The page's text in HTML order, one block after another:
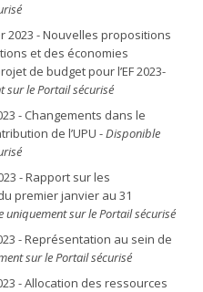
2023 - Nouvelles propositions
et des économies
de budget pour l’EF 2023-
le Portail sécurisé
- Changements dans le
de l’UPU -Disponible
- Rapport sur les
premier janvier au 31
uniquement sur le Portail sécurisé
- Représentation au sein de
sur le Portail sécurisé
- Allocation des ressources